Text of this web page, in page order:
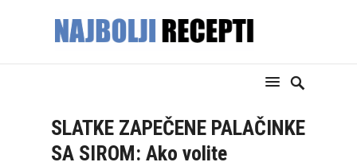
SLATKE ZAPEČENE PALAČINKE
SA SIROM: Ako volite